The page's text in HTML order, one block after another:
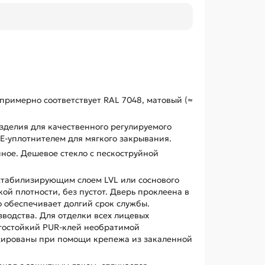
соответствует RAL 7048, матовый (≈
для качественного регулируемого
уплотнителем для мягкого закрывания.
Дешевое стекло с пескоструйной
слоем LVL или соснового
плотности, без пустот. Дверь проклеена в
долгий срок службы.
Для отделки всех лицевых
PUR-клей необратимой
при помощи крепежа из закаленной